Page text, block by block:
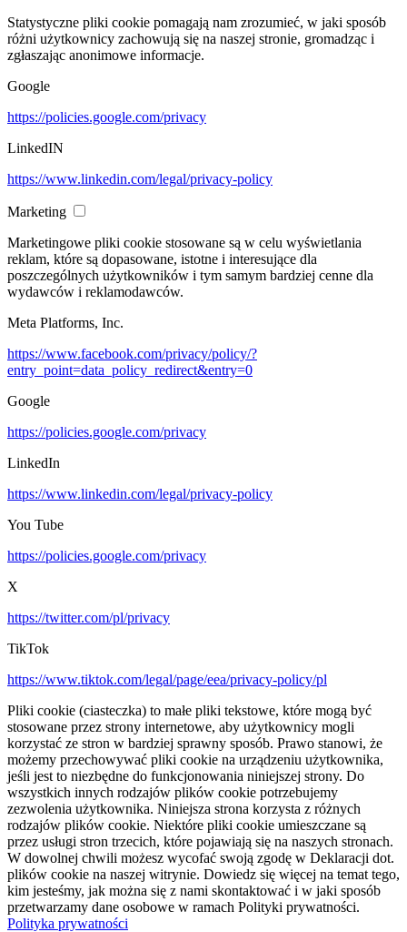
Statystyczne pliki cookie pomagają nam zrozumieć, w jaki sposób
różni użytkownicy zachowują się na naszej stronie, gromadząc i
zgłaszając anonimowe informacje.
Google
https://policies.google.com/privacy
LinkedIN
https://www.linkedin.com/legal/privacy-policy
Marketing
Marketingowe pliki cookie stosowane są w celu wyświetlania
reklam, które są dopasowane, istotne i interesujące dla
poszczególnych użytkowników i tym samym bardziej cenne dla
wydawców i reklamodawców.
Meta Platforms, Inc.
https://www.facebook.com/privacy/policy/?
entry_point=data_policy_redirect&entry=0
Google
https://policies.google.com/privacy
LinkedIn
https://www.linkedin.com/legal/privacy-policy
You Tube
https://policies.google.com/privacy
X
https://twitter.com/pl/privacy
TikTok
https://www.tiktok.com/legal/page/eea/privacy-policy/pl
Pliki cookie (ciasteczka) to małe pliki tekstowe, które mogą być
stosowane przez strony internetowe, aby użytkownicy mogli
korzystać ze stron w bardziej sprawny sposób. Prawo stanowi, że
możemy przechowywać pliki cookie na urządzeniu użytkownika,
jeśli jest to niezbędne do funkcjonowania niniejszej strony. Do
wszystkich innych rodzajów plików cookie potrzebujemy
zezwolenia użytkownika. Niniejsza strona korzysta z różnych
rodzajów plików cookie. Niektóre pliki cookie umieszczane są
przez usługi stron trzecich, które pojawiają się na naszych stronach.
W dowolnej chwili możesz wycofać swoją zgodę w Deklaracji dot.
plików cookie na naszej witrynie. Dowiedz się więcej na temat tego,
kim jesteśmy, jak można się z nami skontaktować i w jaki sposób
przetwarzamy dane osobowe w ramach Polityki prywatności.
Polityka prywatności